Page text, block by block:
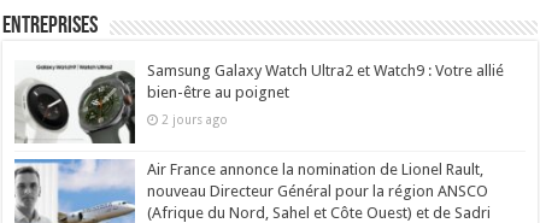
Entreprises
Samsung Galaxy Watch Ultra2 et Watch9 : Votre allié
bien-être au poignet
2 jours ago
Air France annonce la nomination de Lionel Rault,
nouveau Directeur Général pour la région ANSCO
(Afrique du Nord, Sahel et Côte Ouest) et de Sadri